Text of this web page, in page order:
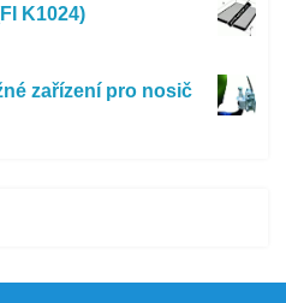
K1024)
zařízení pro nosič